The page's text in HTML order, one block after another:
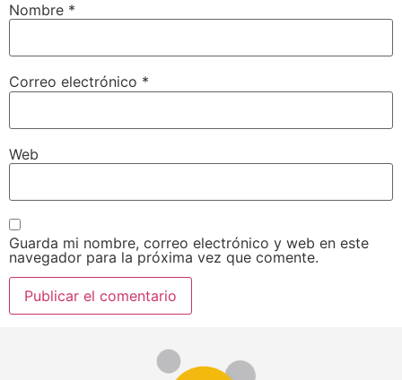
Nombre *
Correo electrónico *
Web
Guarda mi nombre, correo electrónico y web en este
navegador para la próxima vez que comente.